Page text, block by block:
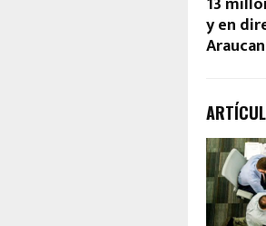
y en